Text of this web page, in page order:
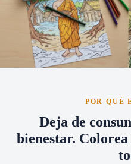
POR QUÉ
Deja de
bienestar.